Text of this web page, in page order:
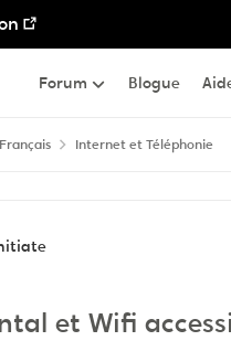
Forum Blogue
Français Internet et Téléphonie
de forum
et Wifi